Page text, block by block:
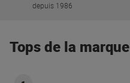
depuis 1986
Tops de la marque